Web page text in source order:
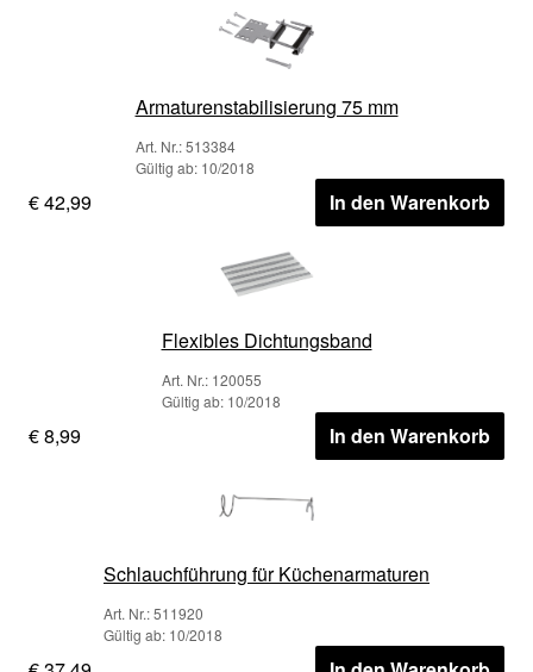
Armaturenstabilisierung 75 mm
Art. Nr.: 513384
Gültig ab: 10/2018
€ 42,99 In den Warenkorb
Flexibles Dichtungsband
Art. Nr.: 120055
Gültig ab: 10/2018
€ 8,99 In den Warenkorb
Schlauchführung für Küchenarmaturen
Art. Nr.: 511920
Gültig ab: 10/2018